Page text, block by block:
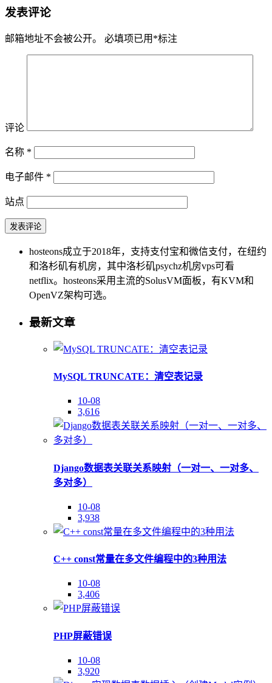
发表评论
邮箱地址不会被公开。 必填项已用 *标注
评论
名称 *
电子邮件 *
站点
hosteons成立于2018年，支持支付宝和微信支付，在纽约
和洛杉矶有机房，其中洛杉矶psychz机房vps可看
netflix。hosteons采用主流的SolusVM面板，有KVM和
OpenVZ架构可选。
最新文章
MySQL TRUNCATE：清空表记录
10-08
3,616
Django数据表关联关系映射（一对一、一对多、
多对多）
10-08
3,938
C++ const常量在多文件编程中的3种用法
10-08
3,406
PHP屏蔽错误
10-08
3,920